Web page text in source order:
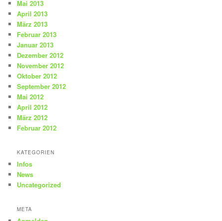
Mai 2013
April 2013
März 2013
Februar 2013
Januar 2013
Dezember 2012
November 2012
Oktober 2012
September 2012
Mai 2012
April 2012
März 2012
Februar 2012
KATEGORIEN
Infos
News
Uncategorized
META